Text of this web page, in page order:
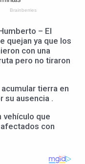
– El
quejan ya que los
con una
pero no tiraron
tierra en
su ausencia .
vehículo que
con